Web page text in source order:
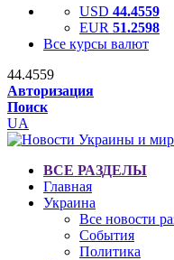
USD 44.4559
EUR 51.2598
Все курсы валют
44.4559
Авторизация
Поиск
UA
ВСЕ РАЗДЕЛЫ
Главная
Украина
Все новости
События
Политика